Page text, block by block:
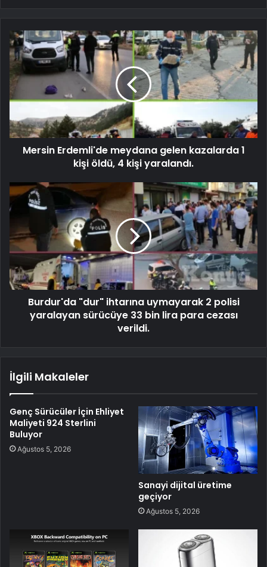
Mersin Erdemli'de meydana gelen kazalarda 1
kişi öldü, 4 kişi yaralandı.
Burdur'da "dur" ihtarına uymayarak 2 polisi
yaralayan sürücüye 33 bin lira para cezası
verildi.
İlgili Makaleler
Genç Sürücüler İçin Ehliyet
Maliyeti 924 Sterlini
Buluyor
Ağustos 5, 2026
Sanayi dijital üretime
geçiyor
Ağustos 5, 2026